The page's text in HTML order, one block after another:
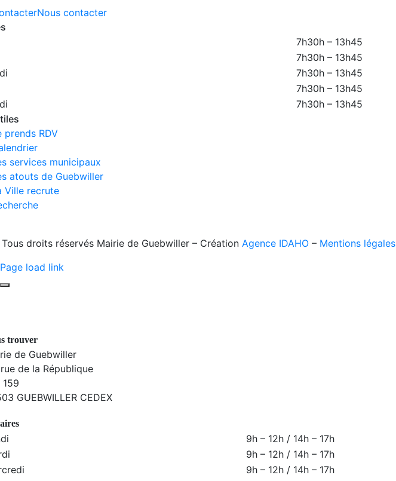
Nous contacter
7h30h – 13h45
7h30h – 13h45
7h30h – 13h45
7h30h – 13h45
7h30h – 13h45
prends RDV
services municipaux
atouts de Guebwiller
Ville recrute
droits réservés Mairie de Guebwiller – CréationAgence IDAHO – Mentions légales
Page load link
trouver
de Guebwiller
de la République
159
GUEBWILLER CEDEX
9h – 12h / 14h – 17h
9h – 12h / 14h – 17h
9h – 12h / 14h – 17h